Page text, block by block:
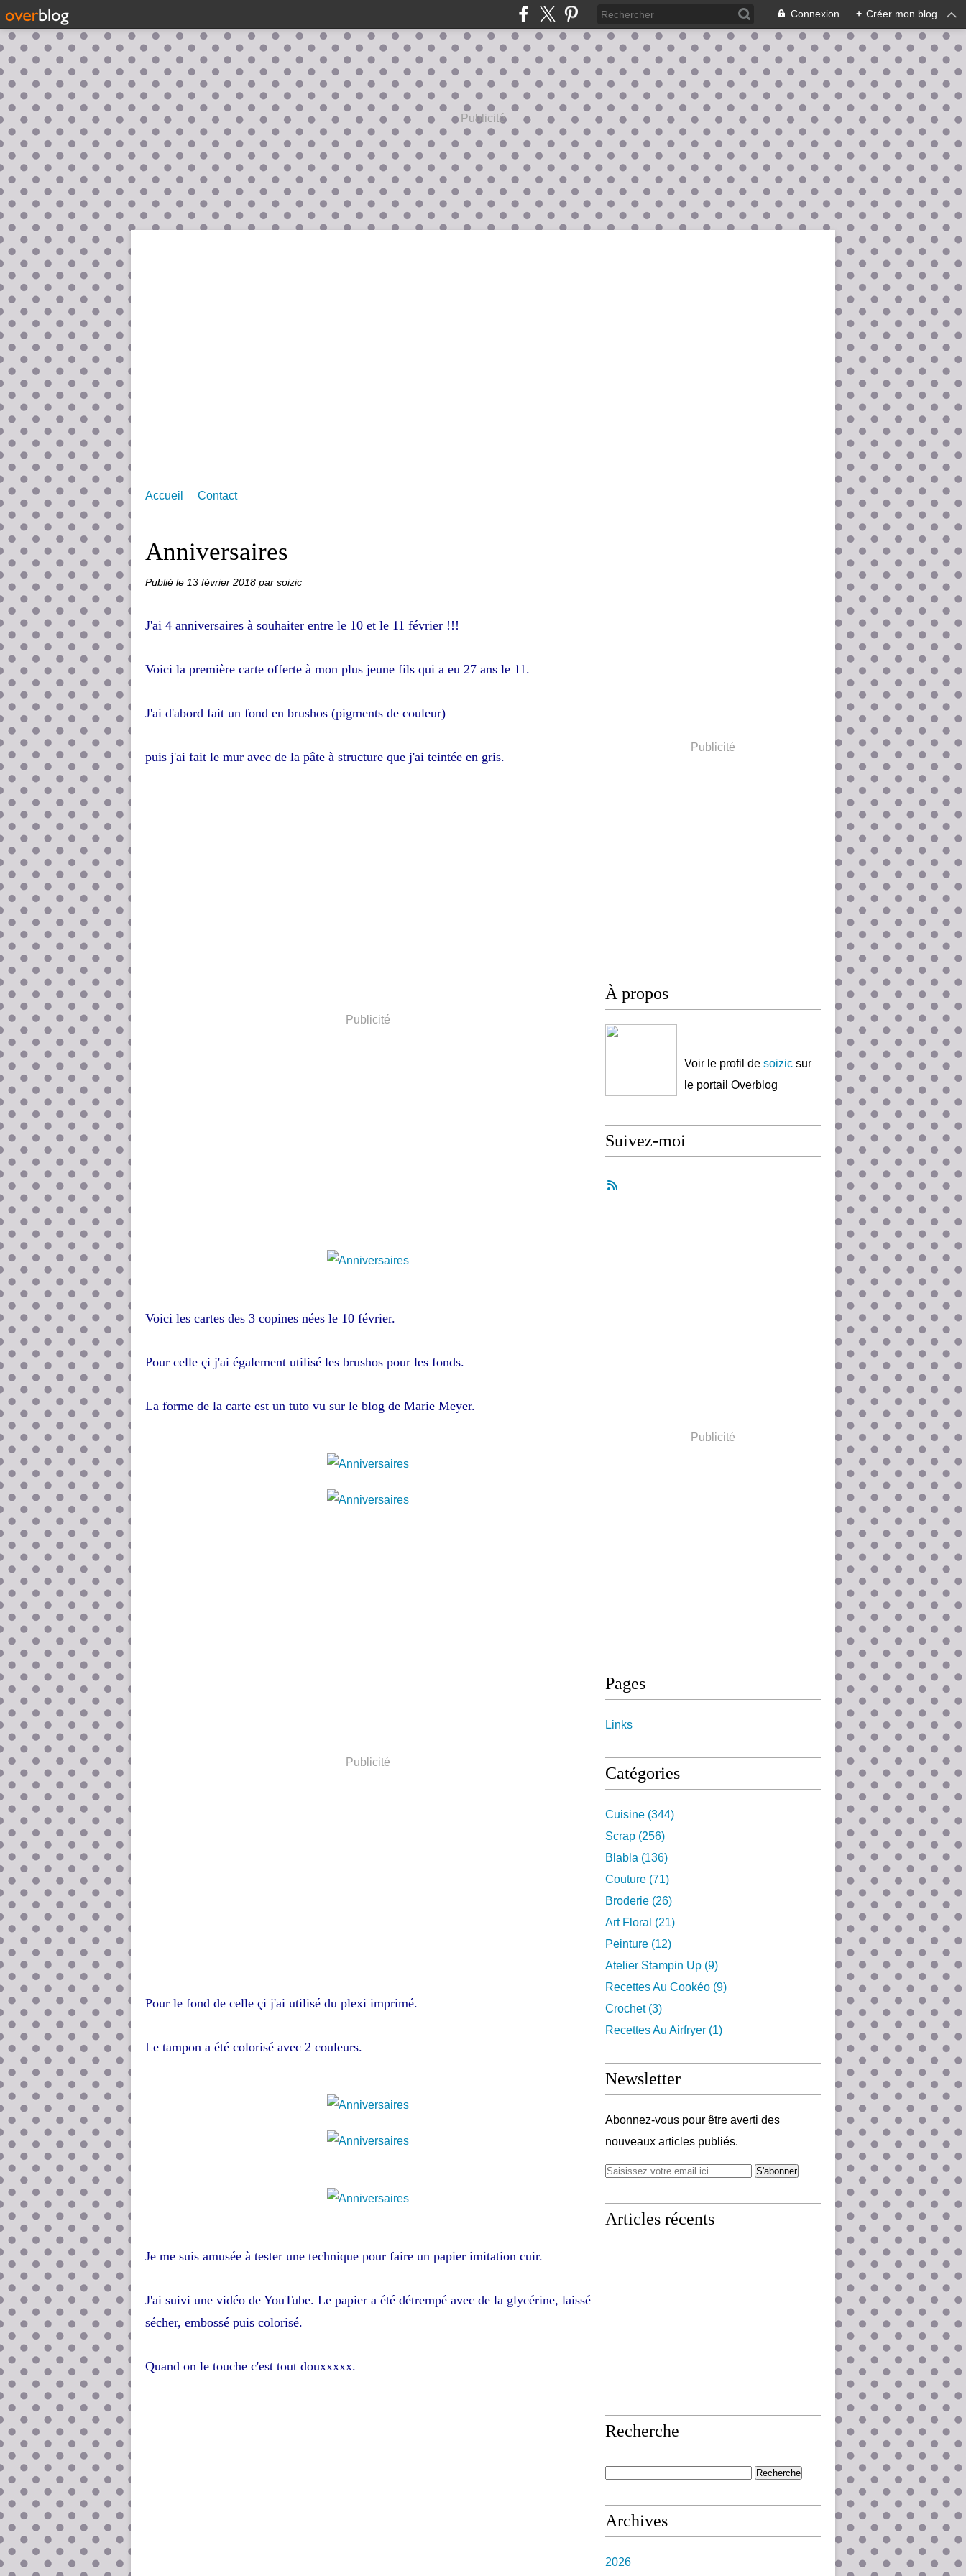
Connexion + Créer mon blog
Publicité
Accueil Contact
Anniversaires
Publié le 13 février 2018 par soizic
J'ai 4 anniversaires à souhaiter entre le 10 et le 11 février !!!
Voici la première carte offerte à mon plus jeune fils qui a eu 27 ans le 11.
J'ai d'abord fait un fond en brushos (pigments de couleur)
puis j'ai fait le mur avec de la pâte à structure que j'ai teintée en gris.
Publicité
Voici les cartes des 3 copines nées le 10 février.
Pour celle çi j'ai également utilisé les brushos pour les fonds.
La forme de la carte est un tuto vu sur le blog de Marie Meyer.
Publicité
Pour le fond de celle çi j'ai utilisé du plexi imprimé.
Le tampon a été colorisé avec 2 couleurs.
Je me suis amusée à tester une technique pour faire un papier imitation cuir.
J'ai suivi une vidéo de YouTube. Le papier a été détrempé avec de la glycérine, laissé
sécher, embossé puis colorisé.
Quand on le touche c'est tout douxxxxx.
Publicité
À propos
Voir le profil de soizic sur
le portail Overblog
Suivez-moi
Publicité
Pages
Links
Catégories
Cuisine (344)
Scrap (256)
Blabla (136)
Couture (71)
Broderie (26)
Art Floral (21)
Peinture (12)
Atelier Stampin Up (9)
Recettes Au Cookéo (9)
Crochet(3)
Recettes Au Airfryer (1)
Newsletter
Abonnez-vous pour être averti des
nouveaux articles publiés.
Articles récents
Recherche
Archives
2026